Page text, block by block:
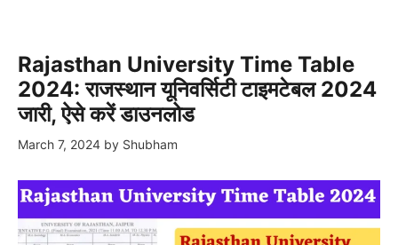
Rajasthan University Time Table
2024: राजस्थान यूनिवर्सिटी टाइमटेबल 2024
जारी, ऐसे करें डाउनलोड
March 7, 2024 by Shubham